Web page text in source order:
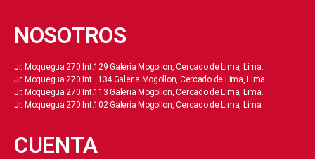
NOSOTROS
Jr. Moquegua 270 Int.129 Galeria Mogollon, Cercado de Lima, Lima.
Jr. Moquegua 270 Int. 134 Galeria Mogollon, Cercado de Lima, Lima.
Jr. Moquegua 270 Int.113 Galeria Mogollon, Cercado de Lima, Lima.
Jr. Moquegua 270 Int.102 Galeria Mogollon, Cercado de Lima, Lima
CUENTA